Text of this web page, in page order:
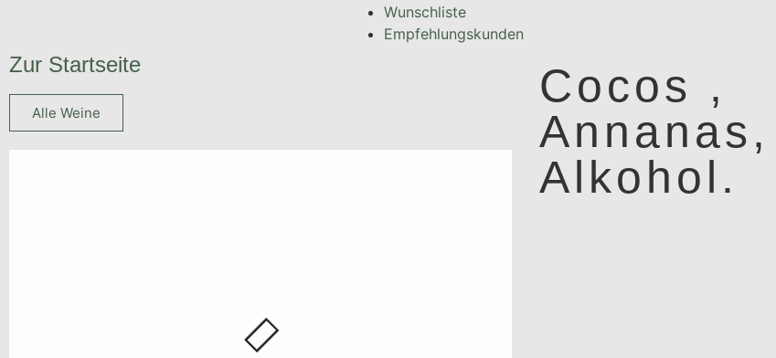
Wunschliste
Empfehlungskunden
Zur Startseite
Alle Weine
Cocos ,
Annanas,
Alkohol.